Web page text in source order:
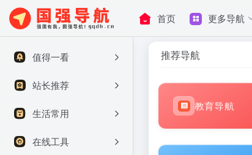
首页 更多导航
值得一看
站长推荐
生活常用
在线工具
推荐导航
教育导航